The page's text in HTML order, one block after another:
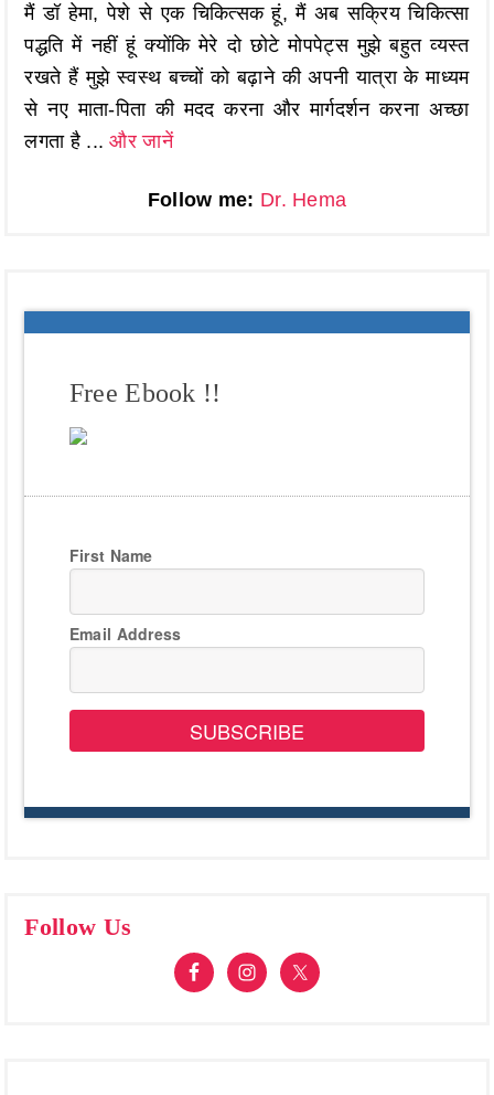
मैं डॉ हेमा, पेशे से एक चिकित्सक हूं, मैं अब सक्रिय चिकित्सा
पद्धति में नहीं हूं क्योंकि मेरे दो छोटे मोपपेट्स मुझे बहुत व्यस्त
रखते हैं मुझे स्वस्थ बच्चों को बढ़ाने की अपनी यात्रा के माध्यम
से नए माता-पिता की मदद करना और मार्गदर्शन करना अच्छा
लगता है ...और जानें
Follow me: Dr. Hema
Free Ebook !!
First Name
Email Address
SUBSCRIBE
Follow Us